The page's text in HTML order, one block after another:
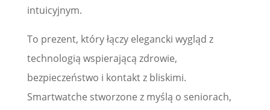
intuicyjnym.
To prezent, który łączy elegancki wygląd z
technologią wspierającą zdrowie,
bezpieczeństwo i kontakt z bliskimi.
Smartwatche stworzone z myślą o seniorach,